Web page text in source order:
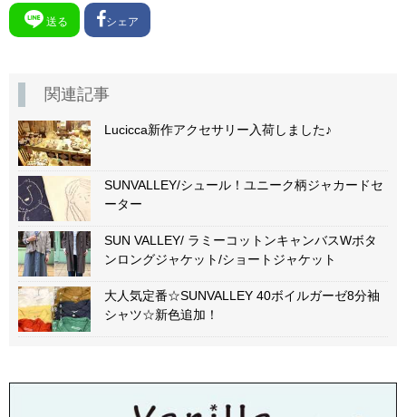
送る シェア
関連記事
Lucicca新作アクセサリー入荷しました♪
SUNVALLEY/シュール！ユニーク柄ジャカードセ
ーター
SUN VALLEY/ ラミーコットンキャンバスWボタ
ンロングジャケット/ショートジャケット
大人気定番☆SUNVALLEY 40ボイルガーゼ8分袖
シャツ☆新色追加！